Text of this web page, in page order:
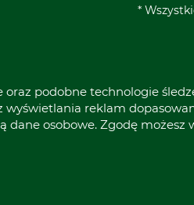
*
podobne technologie
wyświetlania reklam
dane osobowe. Zgodę